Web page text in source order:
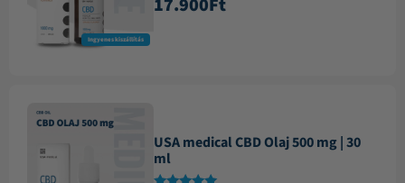
Ingyenes kiszállítás
4.87
17.900Ft
USA medical CBD Olaj 500 mg | 30
ml